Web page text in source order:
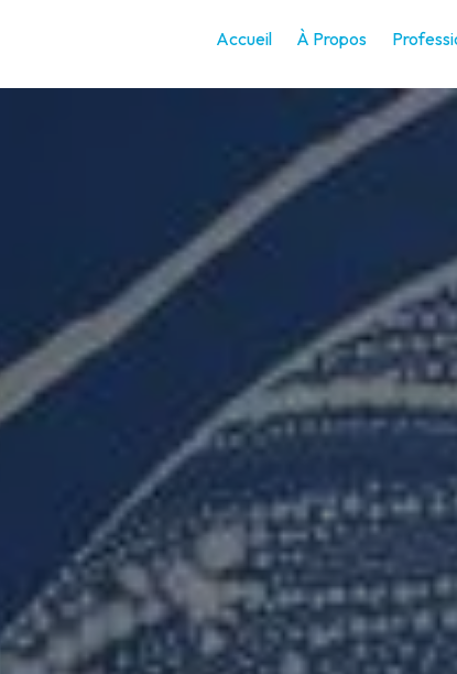
Accueil À Propos